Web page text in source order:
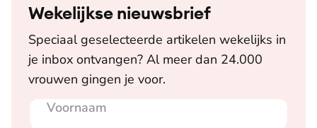
Wekelijkse nieuwsbrief
Speciaal geselecteerde artikelen wekelijks in
je inbox ontvangen? Al meer dan 24.000
vrouwen gingen je voor.
Voornaam
E-mailadres